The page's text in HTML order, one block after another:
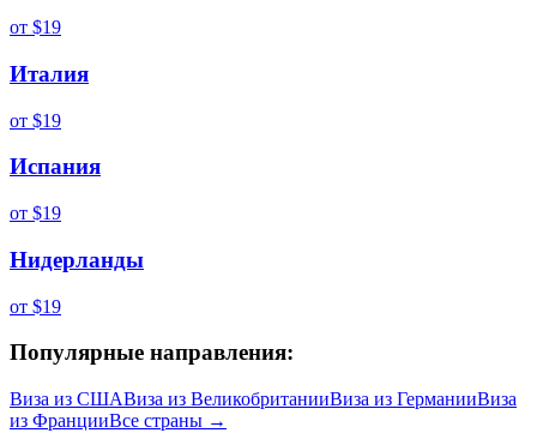
от $19
Италия
от $19
Испания
от $19
Нидерланды
от $19
Популярные направления:
Виза из СШАВиза из ВеликобританииВиза из ГерманииВиза
из ФранцииВсе страны →